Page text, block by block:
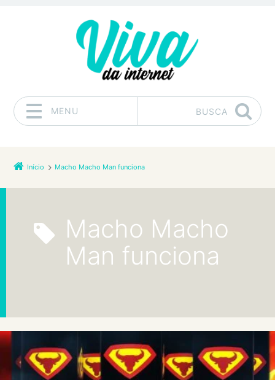
MENU BUSCA
Início Macho Macho Man funciona
Macho Macho
Man funciona